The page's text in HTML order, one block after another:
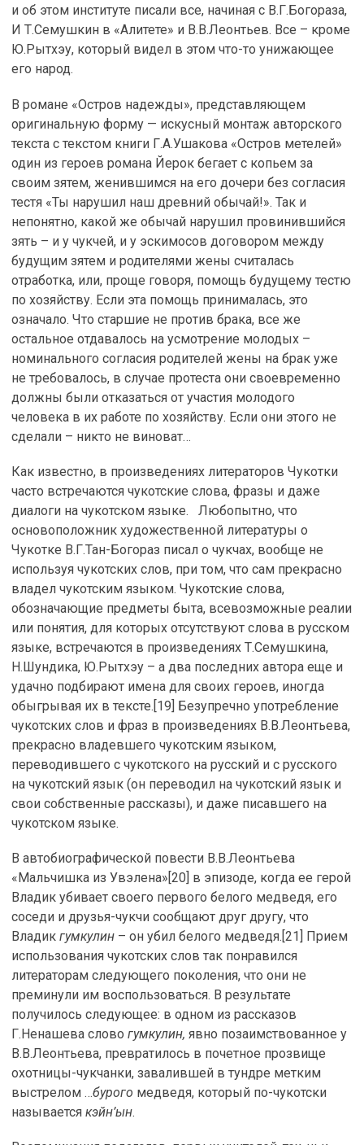
и об этом институте писали все, начиная с В.Г.Богораза,
И Т.Семушкин в «Алитете» и В.В.Леонтьев. Все – кроме
Ю.Рытхэу, который видел в этом что-то унижающее
его народ.
В романе «Остров надежды», представляющем
оригинальную форму — искусный монтаж авторского
текста с текстом книги Г.А.Ушакова «Остров метелей»
один из героев романа Йерок бегает с копьем за
своим зятем, женившимся на его дочери без согласия
тестя «Ты нарушил наш древний обычай!». Так и
непонятно, какой же обычай нарушил провинившийся
зять – и у чукчей, и у эскимосов договором между
будущим зятем и родителями жены считалась
отработка, или, проще говоря, помощь будущему тестю
по хозяйству. Если эта помощь принималась, это
означало. Что старшие не против брака, все же
остальное отдавалось на усмотрение молодых –
номинального согласия родителей жены на брак уже
не требовалось, в случае протеста они своевременно
должны были отказаться от участия молодого
человека в их работе по хозяйству. Если они этого не
сделали – никто не виноват…
Как известно, в произведениях литераторов Чукотки
часто встречаются чукотские слова, фразы и даже
диалоги на чукотском языке. Любопытно, что
основоположник художественной литературы о
Чукотке В.Г.Тан-Богораз писал о чукчах, вообще не
используя чукотских слов, при том, что сам прекрасно
владел чукотским языком. Чукотские слова,
обозначающие предметы быта, всевозможные реалии
или понятия, для которых отсутствуют слова в русском
языке, встречаются в произведениях Т.Семушкина,
Н.Шундика, Ю.Рытхэу – а два последних автора еще и
удачно подбирают имена для своих героев, иногда
обыгрывая их в тексте.[19] Безупречно употребление
чукотских слов и фраз в произведениях В.В.Леонтьева,
прекрасно владевшего чукотским языком,
переводившего с чукотского на русский и с русского
на чукотский язык (он переводил на чукотский язык и
свои собственные рассказы), и даже писавшего на
чукотском языке.
В автобиографической повести В.В.Леонтьева
«Мальчишка из Увэлена»[20] в эпизоде, когда ее герой
Владик убивает своего первого белого медведя, его
соседи и друзья-чукчи сообщают друг другу, что
Владик гумкулин – он убил белого медведя.[21] Прием
использования чукотских слов так понравился
литераторам следующего поколения, что они не
преминули им воспользоваться. В результате
получилось следующее: в одном из рассказов
Г.Ненашева слово гумкулин, явно позаимствованное у
В.В.Леонтьева, превратилось в почетное прозвище
охотницы-чукчанки, завалившей в тундре метким
выстрелом …бурого медведя, который по-чукотски
называется кэйн’ын.